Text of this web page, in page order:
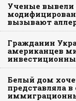
Ученые вывели
вызывают
Гражданин
американцев
Белый дом
представляла